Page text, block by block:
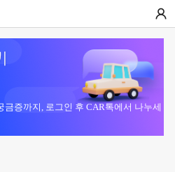
금증까지, 로그인 후 CAR톡에서 나누세